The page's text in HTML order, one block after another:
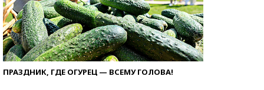
ПРАЗДНИК, ГДЕ ОГУРЕЦ — ВСЕМУ ГОЛОВА!